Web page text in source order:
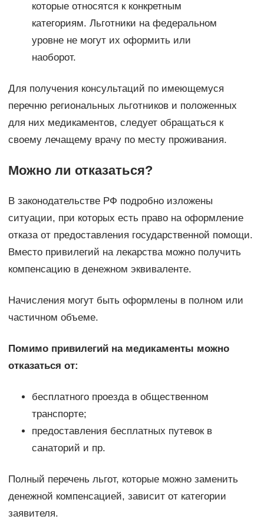
которые относятся к конкретным
категориям. Льготники на федеральном
уровне не могут их оформить или
наоборот.
Для получения консультаций по имеющемуся
перечню региональных льготников и положенных
для них медикаментов, следует обращаться к
своему лечащему врачу по месту проживания.
Можно ли отказаться?
В законодательстве РФ подробно изложены
ситуации, при которых есть право на оформление
отказа от предоставления государственной помощи.
Вместо привилегий на лекарства можно получить
компенсацию в денежном эквиваленте.
Начисления могут быть оформлены в полном или
частичном объеме.
Помимо привилегий на медикаменты можно
отказаться от:
бесплатного проезда в общественном
транспорте;
предоставления бесплатных путевок в
санаторий и пр.
Полный перечень льгот, которые можно заменить
денежной компенсацией, зависит от категории
заявителя.